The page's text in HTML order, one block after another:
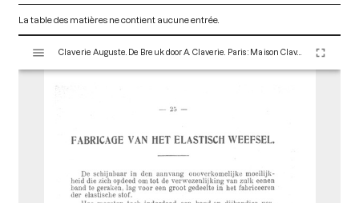
La table des matières ne contient aucune entrée.
s
Claverie Auguste. De Breuk door A. Claverie. Paris : Maison Claverie, 1920. 112 p. (Corsets et matériels médicaux, 6)